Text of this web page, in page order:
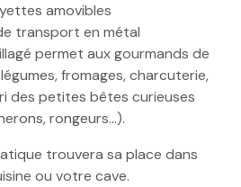
amovibles
transport en métal
permet aux gourmands de
fromages, charcuterie,
des petites bêtes curieuses
rongeurs...).
trouvera sa place dans
ou votre cave.